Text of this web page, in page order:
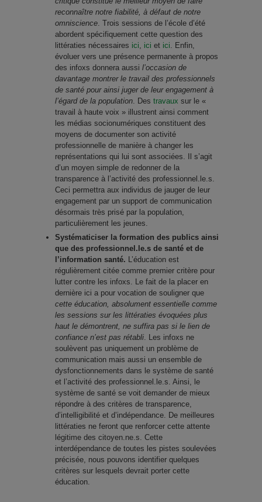
reconnaître notre fiabilité, à défaut de notre
omniscience . Trois sessions de l’école d’été
abordent spécifiquement cette question des
littératies nécessaires ici ici et ici . Enfin,
évoluer vers une présence permanente à propos
des infoxs donnera aussi l’occasion de
davantage montrer le travail des professionnels
de santé pour ainsi juger de leur engagement à
l’égard de la population . Des travaux sur le «
travail à haute voix » illustrent ainsi comment
les médias socionumériques constituent des
moyens de documenter son activité
professionnelle de manière à changer les
représentations qui lui sont associées. Il s’agit
d’un moyen simple de redonner de la
transparence à l’activité des professionnel.le.s.
Ceci permettra aux individus de jauger de leur
engagement par un support de communication
désormais très prisé par la population,
particulièrement les jeunes.
Systématiciser la formation des publics ainsi
que des professionnel.le.s de santé et de
l’information santé. L’éducation est
régulièrement citée comme premier critère pour
lutter contre les infoxs. Le fait de la placer en
dernière ici a pour vocation de souligner que
cette éducation, absolument essentielle comme
les sessions sur les littératies évoquées plus
haut le démontrent, ne suffira pas si le lien de
confiance n’est pas rétabli . Les infoxs ne
soulèvent pas uniquement un problème de
communication mais aussi un ensemble de
dysfonctionnements dans le système de santé
et l’activité des professionnel.le.s. Ainsi, le
système de santé se voit demander de mieux
répondre à des critères de transparence,
d’intelligibilité et d’indépendance. De meilleures
littératies ne feront que renforcer cette attente
légitime des citoyen.ne.s. Cette
interdépendance de toutes les pistes soulevées
précisée, nous pouvons identifier quelques
critères sur lesquels devrait porter cette
éducation.